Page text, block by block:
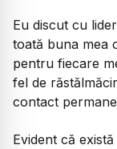
Eu discut cu
toată buna mea
pentru fiecare
fel de
contact
​Evident că